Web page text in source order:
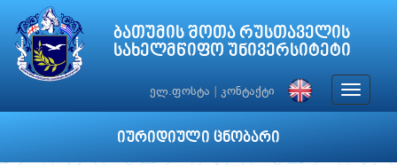
ბათუმის შოთა რუსთაველის
სახელმწიფო უნივერსიტეტი
ელ.ფოსტა კონტაქტი
Toggle
იურიდიული ცნობარი